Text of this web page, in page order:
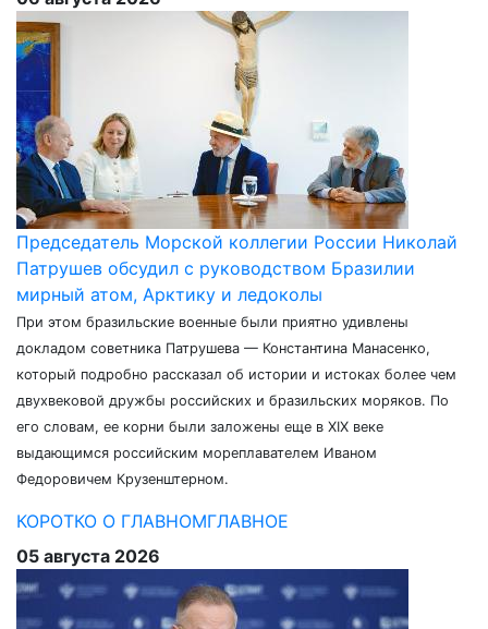
Председатель Морской коллегии России Николай
Патрушев обсудил с руководством Бразилии
мирный атом, Арктику и ледоколы
При этом бразильские военные были приятно удивлены
докладом советника Патрушева — Константина Манасенко,
который подробно рассказал об истории и истоках более чем
двухвековой дружбы российских и бразильских моряков. По
его словам, ее корни были заложены еще в XIX веке
выдающимся российским мореплавателем Иваном
Федоровичем Крузенштерном.
КОРОТКО О ГЛАВНОМГЛАВНОЕ
05 августа 2026